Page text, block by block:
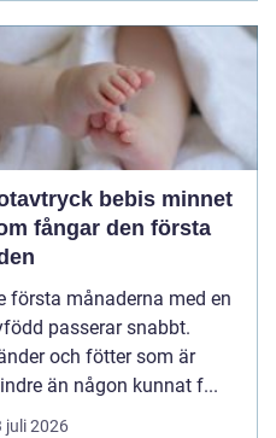
bebis minnet
fångar den första
första månaderna med en
passerar snabbt.
och fötter som är
än någon kunnat f...
juli 2026